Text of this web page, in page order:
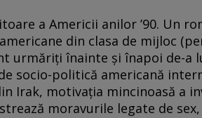
a Americii anilor ’90. Un
din clasa de mijloc
urmăriţi înainte şi înapoi de-a
socio-politică americană
Irak, motivaţia mincinoasă a
moravurile legate de